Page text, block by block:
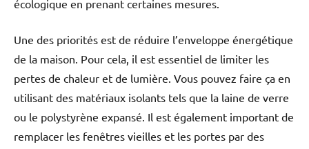
écologique en prenant certaines mesures.
Une des priorités est de réduire l’enveloppe énergétique
de la maison. Pour cela, il est essentiel de limiter les
pertes de chaleur et de lumière. Vous pouvez faire ça en
utilisant des matériaux isolants tels que la laine de verre
ou le polystyrène expansé. Il est également important de
remplacer les fenêtres vieilles et les portes par des